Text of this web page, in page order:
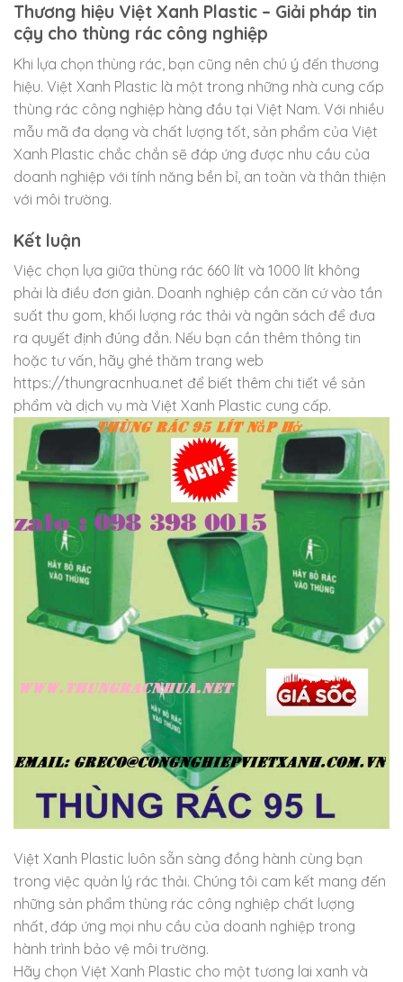
Thương hiệu Việt Xanh Plastic – Giải pháp tin
cậy cho thùng rác công nghiệp
Khi lựa chọn thùng rác, bạn cũng nên chú ý đến thương
hiệu. Việt Xanh Plastic là một trong những nhà cung cấp
thùng rác công nghiệp hàng đầu tại Việt Nam. Với nhiều
mẫu mã đa dạng và chất lượng tốt, sản phẩm của Việt
Xanh Plastic chắc chắn sẽ đáp ứng được nhu cầu của
doanh nghiệp với tính năng bền bỉ, an toàn và thân thiện
với môi trường.
Kết luận
Việc chọn lựa giữa thùng rác 660 lít và 1000 lít không
phải là điều đơn giản. Doanh nghiệp cần căn cứ vào tần
suất thu gom, khối lượng rác thải và ngân sách để đưa
ra quyết định đúng đắn. Nếu bạn cần thêm thông tin
hoặc tư vấn, hãy ghé thăm trang web
https://thungracnhua.net để biết thêm chi tiết về sản
phẩm và dịch vụ mà Việt Xanh Plastic cung cấp.
Việt Xanh Plastic luôn sẵn sàng đồng hành cùng bạn
trong việc quản lý rác thải. Chúng tôi cam kết mang đến
những sản phẩm thùng rác công nghiệp chất lượng
nhất, đáp ứng mọi nhu cầu của doanh nghiệp trong
hành trình bảo vệ môi trường.
Hãy chọn Việt Xanh Plastic cho một tương lai xanh và